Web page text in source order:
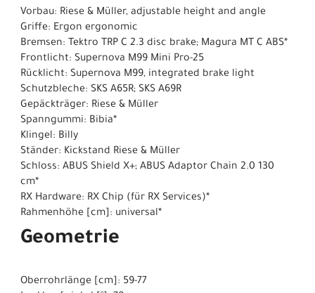
Vorbau: Riese & Müller, adjustable height and angle
Griffe: Ergon ergonomic
Bremsen: Tektro TRP C 2.3 disc brake; Magura MT C ABS*
Frontlicht: Supernova M99 Mini Pro-25
Rücklicht: Supernova M99, integrated brake light
Schutzbleche: SKS A65R; SKS A69R
Gepäckträger: Riese & Müller
Spanngummi: Bibia*
Klingel: Billy
Ständer: Kickstand Riese & Müller
Schloss: ABUS Shield X+; ABUS Adaptor Chain 2.0 130
cm*
RX Hardware: RX Chip (für RX Services)*
Rahmenhöhe [cm]: universal*
Geometrie
Oberrohrlänge [cm]: 59-77